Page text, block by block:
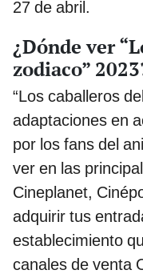
27 de abril.
¿Dónde ver
zodiaco”
“Los caballeros
adaptaciones en
por los fans del
ver en las
Cineplanet,
adquirir tus
establecimiento
canales de venta